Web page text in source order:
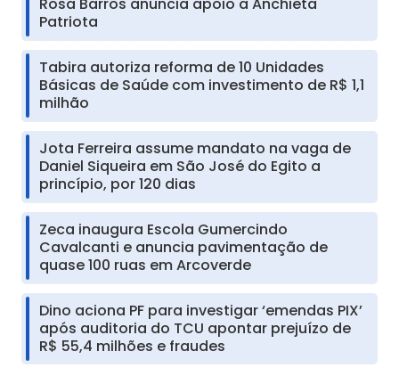
Rosa Barros anuncia apoio a Anchieta
Patriota
Tabira autoriza reforma de 10 Unidades
Básicas de Saúde com investimento de R$ 1,1
milhão
Jota Ferreira assume mandato na vaga de
Daniel Siqueira em São José do Egito a
princípio, por 120 dias
Zeca inaugura Escola Gumercindo
Cavalcanti e anuncia pavimentação de
quase 100 ruas em Arcoverde
Dino aciona PF para investigar ‘emendas PIX’
após auditoria do TCU apontar prejuízo de
R$ 55,4 milhões e fraudes